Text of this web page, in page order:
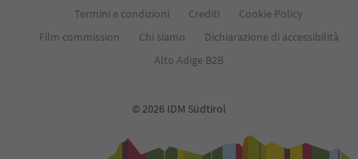
Termini e condizioni
Crediti
Cookie Policy
Film commission
Chi siamo
Dichiarazione di accessibilità
Alto Adige B2B
© 2026 IDM Südtirol